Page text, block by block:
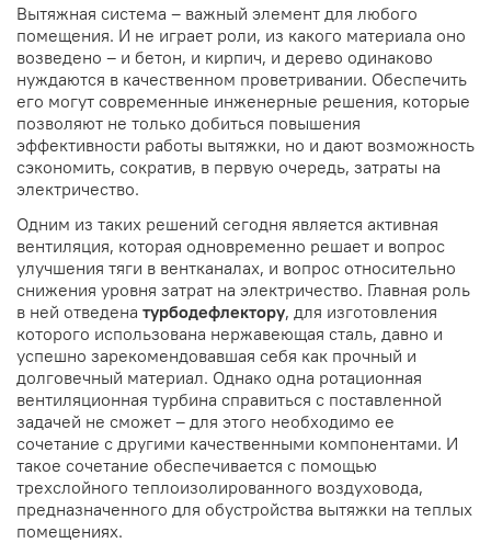
Вытяжная система – важный элемент для любого
помещения. И не играет роли, из какого материала оно
возведено – и бетон, и кирпич, и дерево одинаково
нуждаются в качественном проветривании. Обеспечить
его могут современные инженерные решения, которые
позволяют не только добиться повышения
эффективности работы вытяжки, но и дают возможность
сэкономить, сократив, в первую очередь, затраты на
электричество.
Одним из таких решений сегодня является активная
вентиляция, которая одновременно решает и вопрос
улучшения тяги в вентканалах, и вопрос относительно
снижения уровня затрат на электричество. Главная роль
в ней отведена турбодефлектору, для изготовления
которого использована нержавеющая сталь, давно и
успешно зарекомендовавшая себя как прочный и
долговечный материал. Однако одна ротационная
вентиляционная турбина справиться с поставленной
задачей не сможет – для этого необходимо ее
сочетание с другими качественными компонентами. И
такое сочетание обеспечивается с помощью
трехслойного теплоизолированного воздуховода,
предназначенного для обустройства вытяжки на теплых
помещениях.